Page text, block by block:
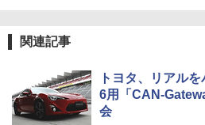
関連記事
トヨタ、リアル
6用「CAN-
会